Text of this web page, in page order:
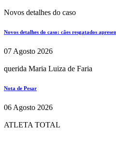
Novos detalhes do caso
Novos detalhes do caso: cães resgatados
07 Agosto 2026
querida Maria Luiza de Faria
Nota de Pesar
06 Agosto 2026
ATLETA TOTAL